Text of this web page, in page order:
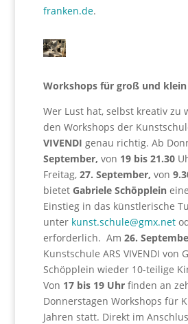
franken.de.
Workshops für groß und klein
Wer Lust hat, selbst kreativ zu
den Workshops der
VIVENDI genau richtig. Ab
September, von 19 bis 21.30
Freitag, 27. September, von
bietet Gabriele Schöpplein
Einstieg in das künstlerische
unter kunst.schule@gmx.net
erforderlich. Am 26.
Kunstschule ARS VIVENDI von
Schöpplein wieder 10-teilige
Von 17 bis 19 Uhrfinden an
Donnerstagen Workshops für
Jahren statt. Direkt im